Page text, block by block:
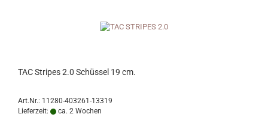
TAC Stripes 2.0 Schüssel 19 cm.
Art.Nr.: 11280-403261-13319
Lieferzeit:
ca. 2 Wochen